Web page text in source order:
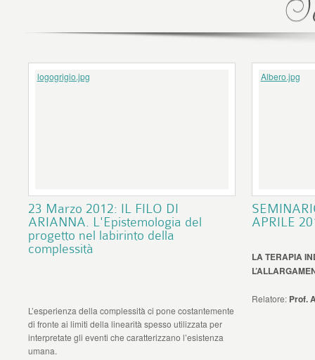
logogrigio.jpg
23 Marzo 2012: IL FILO DI
ARIANNA. L'Epistemologia del
progetto nel labirinto della
complessità
L’esperienza della complessità ci pone costantemente
di fronte ai limiti della linearità spesso utilizzata per
interpretate gli eventi che caratterizzano l’esistenza
umana.
Albero.jpg
APRILE
LA TERAPIA
Relatore: Prof.